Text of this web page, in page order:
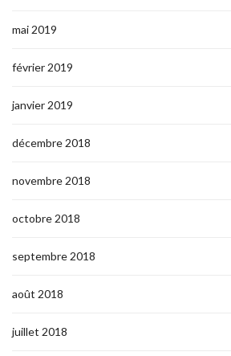
mai 2019
février 2019
janvier 2019
décembre 2018
novembre 2018
octobre 2018
septembre 2018
août 2018
juillet 2018